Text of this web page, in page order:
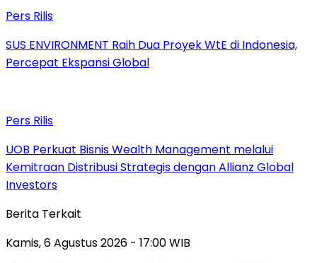
Pers Rilis
SUS ENVIRONMENT Raih Dua Proyek WtE di Indonesia,
Percepat Ekspansi Global
Pers Rilis
UOB Perkuat Bisnis Wealth Management melalui
Kemitraan Distribusi Strategis dengan Allianz Global
Investors
Berita Terkait
Kamis, 6 Agustus 2026 - 17:00 WIB